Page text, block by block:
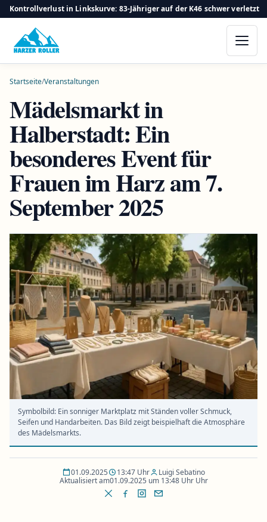
Kontrollverlust in Linkskurve: 83-Jähriger auf der K46 schwer verletzt
Startseite/Veranstaltungen
Mädelsmarkt in
Halberstadt: Ein
besonderes Event für
Frauen im Harz am 7.
September 2025
Symbolbild: Ein sonniger Marktplatz mit Ständen voller Schmuck,
Seifen und Handarbeiten. Das Bild zeigt beispielhaft die Atmosphäre
des Mädelsmarkts.
01.09.2025 13:47 Uhr
Luigi Sebatino
Aktualisiert am01.09.2025 um 13:48 Uhr Uhr